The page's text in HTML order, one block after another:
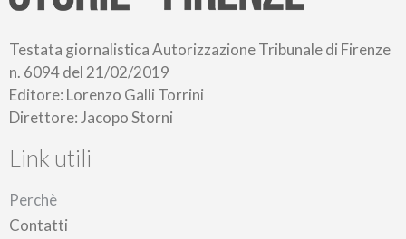
Testata giornalistica Autorizzazione Tribunale di Firenze
n. 6094 del 21/02/2019
Editore: Lorenzo Galli Torrini
Direttore: Jacopo Storni
Link utili
Perchè
Contatti